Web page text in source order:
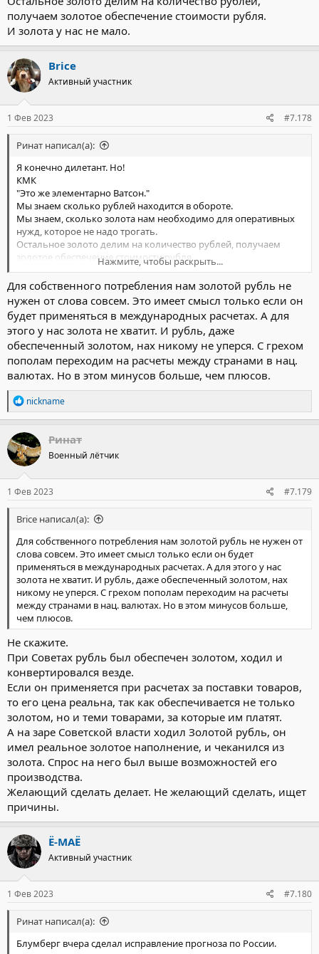
получаем золотое обеспечение стоимости рубля.
И золота у нас не мало.
Brice
Активный участник
1 Фев 2023 #7.178
Ринат написал(а):
Я конечно дилетант. Но!
КМК
"Это же элементарно Ватсон."
Мы знаем сколько рублей находится в обороте.
Мы знаем, сколько золота нам необходимо для оперативных
нужд, которое не надо трогать.
Остальное золото делим на количество рублей, получаем
золотое обеспечение стоимости рубля.
И золота у нас не мало.
Нажмите, чтобы раскрыть...
Для собственного потребления нам золотой рубль не
нужен от слова совсем. Это имеет смысл только если он
будет применяться в международных расчетах. А для
этого у нас золота не хватит. И рубль, даже
обеспеченный золотом, нах никому не уперся. С грехом
пополам переходим на расчеты между странами в нац.
валютах. Но в этом минусов больше, чем плюсов.
Р
е
а
к
ц
и
и
:
nickname
Ринат
Военный лётчик
1 Фев 2023 #7.179
Brice написал(а):
Для собственного потребления нам золотой рубль не нужен от
слова совсем. Это имеет смысл только если он будет
применяться в международных расчетах. А для этого у нас
золота не хватит. И рубль, даже обеспеченный золотом, нах
никому не уперся. С грехом пополам переходим на расчеты
между странами в нац. валютах. Но в этом минусов больше,
чем плюсов.
Не скажите.
При Советах рубль был обеспечен золотом, ходил и
конвертировался везде.
Если он применяется при расчетах за поставки товаров,
то его цена реальна, так как обеспечивается не только
золотом, но и теми товарами, за которые им платят.
А на заре Советской власти ходил Золотой рубль, он
имел реальное золотое наполнение, и чеканился из
золота. Спрос на него был выше возможностей его
производства.
Желающий сделать делает. Не желающий сделать, ищет
причины.
Ё-МАЁ
Активный участник
1 Фев 2023 #7.180
Ринат написал(а):
Блумберг вчера сделал исправление прогноза по России.